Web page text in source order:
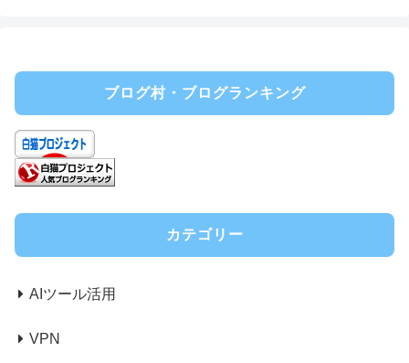
ブログ村・ブログランキング
カテゴリー
AIツール活用
VPN